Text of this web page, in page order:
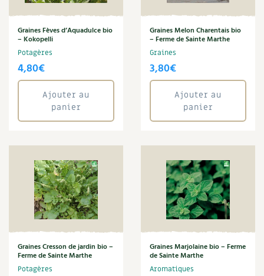
Graines Fèves d’Aquadulce bio
– Kokopelli
Potagères
4,80€
Ajouter au
panier
Graines Melon Charentais bio
– Ferme de Sainte Marthe
Graines
3,80€
Ajouter au
panier
Graines Cresson de jardin bio –
Ferme de Sainte Marthe
Potagères
Graines Marjolaine bio – Ferme
de Sainte Marthe
Aromatiques